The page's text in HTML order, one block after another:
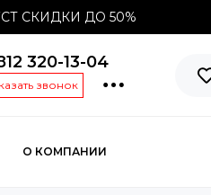
СКИДКИ ДО 50%
320-13-04
звонок
О КОМПАНИИ